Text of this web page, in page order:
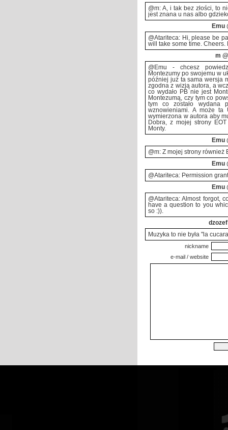
@m: A, i tak bez złości, to
jest znana u nas albo
Emu
@Atariteca: Hi, please be
will take some time. Cheers.
m
@Emu - chcesz
Montezumy po swojemu w
później już ta sama wersja
zgodna z wizją autora, a
co wydało PB nie jest
Montezumą, czy tym co
tym co zostało wydana
wznowieniami. A może ta
wymierzona w autora aby
Dobra, z mojej strony
Monty.
Emu
@m: Z mojej strony również
Emu
@Atariteca: Permission
Emu
@Atariteca: Almost forgot,
have a question to you
so :)).
dzozef
Muzyka to nie była "la
nickname
e-mail / website